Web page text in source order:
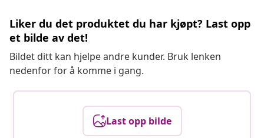
Liker du det produktet du har kjøpt? Last opp
et bilde av det!
Bildet ditt kan hjelpe andre kunder. Bruk lenken
nedenfor for å komme i gang.
Last opp bilde